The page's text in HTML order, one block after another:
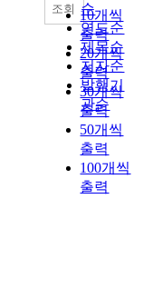
순
연도순
제목순
저자순
발행기
관순
10개씩
출력
20개씩
출력
30개씩
출력
50개씩
출력
100개씩
출력
조회